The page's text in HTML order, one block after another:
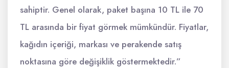
sahiptir. Genel olarak, paket başına 10 TL ile 70
TL arasında bir fiyat görmek mümkündür. Fiyatlar,
kağıdın içeriği, markası ve perakende satış
noktasına göre değişiklik göstermektedir.”